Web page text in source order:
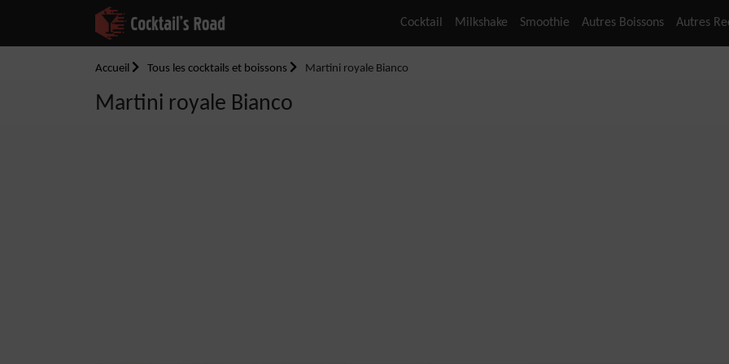
Cocktail Milkshake Smoothie Autres Boissons Autres
Accueil Tous les cocktails et boissons Martini royale Bianco
Martini royale Bianco